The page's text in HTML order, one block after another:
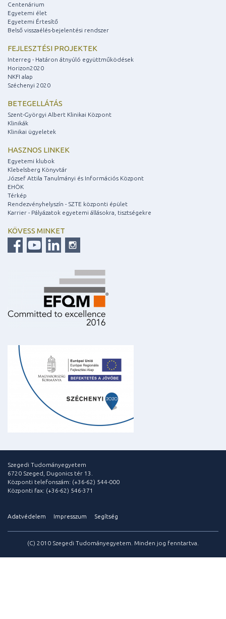
Centenárium
Egyetemi élet
Egyetemi Értesítő
Belső visszaélés-bejelentési rendszer
FEJLESZTÉSI PROJEKTEK
Interreg - Határon átnyúló együttműködések
Horizon2020
NKFI alap
Széchenyi 2020
BETEGELLÁTÁS
Szent-Györgyi Albert Klinikai Központ
Klinikák
Klinikai ügyeletek
HASZNOS LINKEK
Egyetemi klubok
Klebelsberg Könyvtár
József Attila Tanulmányi és Információs Központ
EHÖK
Térkép
Rendezvényhelyszín - SZTE központi épület
Karrier - Pályázatok egyetemi állásokra, tisztségekre
KÖVESS MINKET
Szegedi Tudományegyetem
6720 Szeged, Dugonics tér 13.
Központi telefonszám: (+36-62) 544-000
Központi fax: (+36-62) 546-371
Adatvédelem Impresszum Segítség
(C) 2010 Szegedi Tudományegyetem. Minden jog fenntartva.